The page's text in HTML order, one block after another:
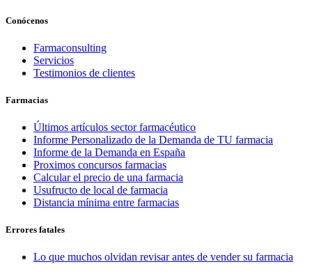
Conócenos
Farmaconsulting
Servicios
Testimonios de clientes
Farmacias
Últimos artículos sector farmacéutico
Informe Personalizado de la Demanda de TU farmacia
Informe de la Demanda en España
Proximos concursos farmacias
Calcular el precio de una farmacia
Usufructo de local de farmacia
Distancia mínima entre farmacias
Errores fatales
Lo que muchos olvidan revisar antes de vender su farmacia